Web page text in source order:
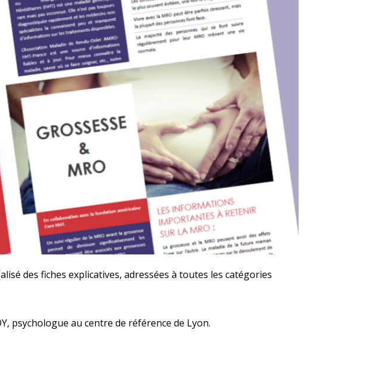
des fiches explicatives, adressées à toutes les catégories
psychologue au centre de référence de Lyon.